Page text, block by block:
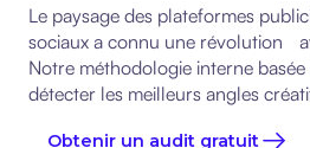
Le paysage des plateformes
sociaux a connu une révolution
Notre méthodologie interne
détecter les meilleurs angles
Obtenir un audit gratuit